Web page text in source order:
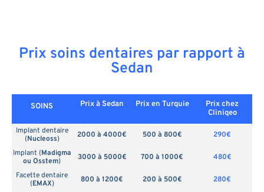
Prix soins dentaires par rapport à
Sedan
SOINS Prix à Sedan Prix en Turquie
Prix chez
Cliniqeo
Implant dentaire
(Nucleoss) 2000 à 4000€ 500 à 800€
290€
Implant (Madigma
ou Osstem) 3000 à 5000€ 700 à 1000€
480€
Facette dentaire
(EMAX) 800 à 1200€ 200 à 500€
280€